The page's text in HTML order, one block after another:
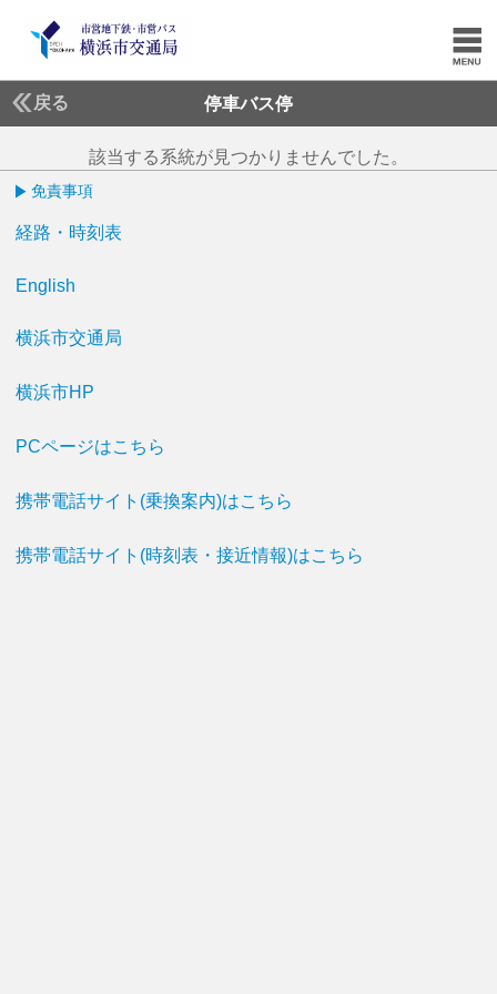
戻る 停車バス停
該当する系統が見つかりませんでした。
免責事項
経路・時刻表
English
横浜市交通局
横浜市HP
PCページはこちら
携帯電話サイト(乗換案内)はこちら
携帯電話サイト(時刻表・接近情報)はこちら